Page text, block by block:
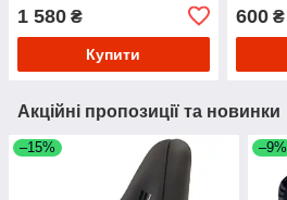
1 580 ₴
Купити
600₴
Акційні пропозиції та новинки
–15% –9%